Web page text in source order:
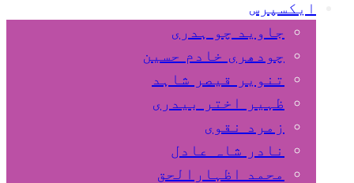
ایکسپرس
جاوید چو ہدری
چودھری خادم حسین
تنویر قیصر شاہد
ظہیر اختر بیدری
زمرد نقوی
نادر شاہ عادل
محمد اظہارالحق